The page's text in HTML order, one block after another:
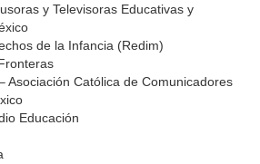
y Televisoras Educativas y
de la Infancia (Redim)
Asociación Católica de Comunicadores
Educación